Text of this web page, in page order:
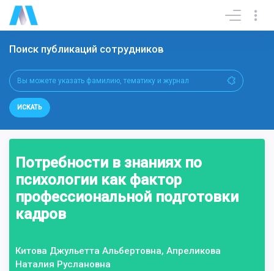
Поиск публикаций сотрудников
ИСКАТЬ
Потребности в знаниях по
психологии как фактор
профессиональной подготовки
кадров
Китова Джульетта Альбертовна, Апреликова
Наталия Руслановна